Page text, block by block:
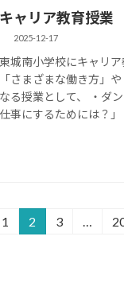
キャリア教育授業
2025-12-17
東城南小学校にキャリ
「さまざまな働き方」
なる授業として、 ・ダ
仕事にするためには？
固
1
固
2
固
3
固